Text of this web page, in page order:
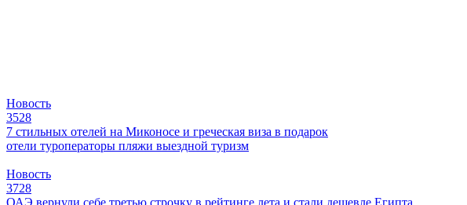
Новость
3528
7 стильных отелей на Миконосе и греческая виза в подарок
отели туроператоры пляжи выездной туризм
Новость
3728
ОАЭ вернули себе третью строчку в рейтинге лета и стали дешевле Египта